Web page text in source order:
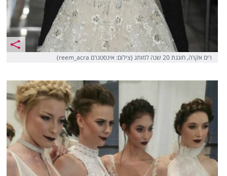
רים אקרה, חוגגת 20 שנה למותג (צילום: אינסטגרם reem_acra)